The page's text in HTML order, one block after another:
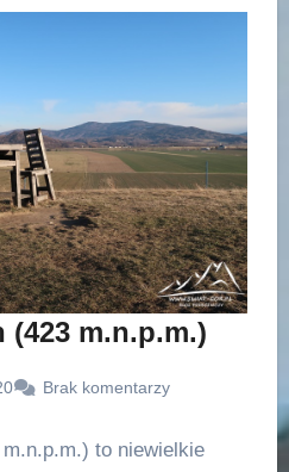
(423 m.n.p.m.)
Brak komentarzy
to niewielkie